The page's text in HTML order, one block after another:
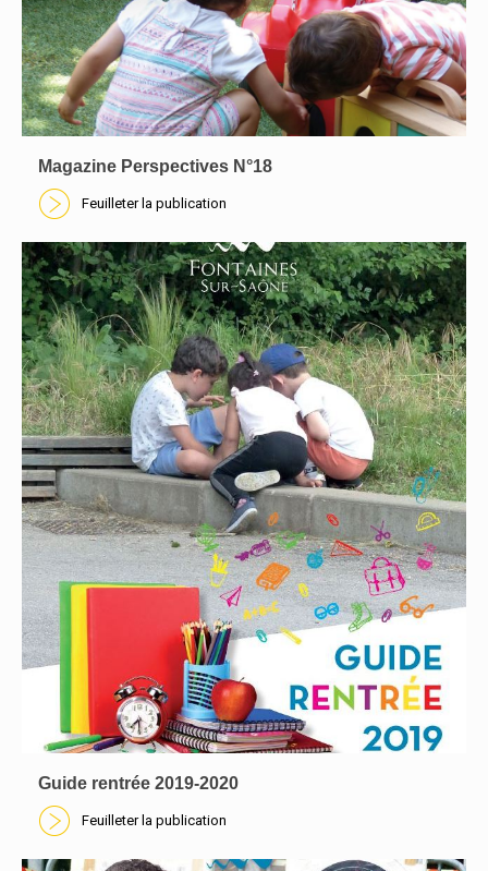
En savoir plus
Magazine Perspectives N°18
Feuilleter la publication
En savoir plus
Guide rentrée 2019-2020
Feuilleter la publication